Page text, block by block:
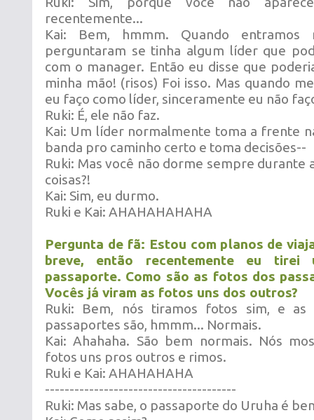
recentemente...
Kai: Bem, hmmm. Quando entramos
perguntaram se tinha algum líder que
com o manager. Então eu disse que
minha mão! (risos) Foi isso. Mas quando
eu faço como líder, sinceramente eu não
Ruki: É, ele não faz.
Kai: Um líder normalmente toma a frente
banda pro caminho certo e toma decisões--
Ruki: Mas você não dorme sempre durante
coisas?!
Kai: Sim, eu durmo.
Ruki e Kai: AHAHAHAHAHA
Pergunta de fã: Estou com planos de
breve, então recentemente eu tirei
passaporte. Como são as fotos dos
Vocês já viram as fotos uns dos outros?
Ruki: Bem, nós tiramos fotos sim, e as
passaportes são, hmmm... Normais.
Kai: Ahahaha. São bem normais. Nós
fotos uns pros outros e rimos.
Ruki e Kai: AHAHAHAHA
---------------------------------------
Ruki: Mas sabe, o passaporte do Uruha é